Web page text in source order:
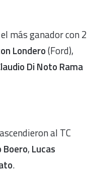
más ganador con 2
Londero(Ford),
Di Noto Rama
al TC
Boero, Lucas
.